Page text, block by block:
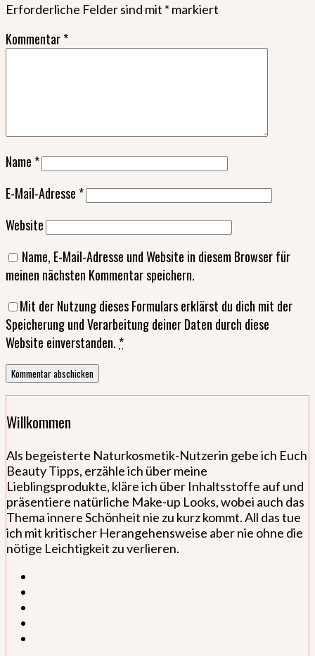
Erforderliche Felder sind mit * markiert
Kommentar*
Name *
E-Mail-Adresse *
Website
Name, E-Mail-Adresse und Website in diesem Browser für
meinen nächsten Kommentar speichern.
Mit der Nutzung dieses Formulars erklärst du dich mit der
Speicherung und Verarbeitung deiner Daten durch diese
Website einverstanden. *
Willkommen
Als begeisterte Naturkosmetik-Nutzerin gebe ich Euch
Beauty Tipps, erzähle ich über meine
Lieblingsprodukte, kläre ich über Inhaltsstoffe auf und
präsentiere natürliche Make-up Looks, wobei auch das
Thema innere Schönheit nie zu kurz kommt. All das tue
ich mit kritischer Herangehensweise aber nie ohne die
nötige Leichtigkeit zu verlieren.